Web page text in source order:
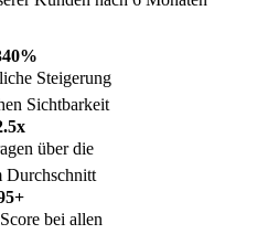
Steigerung
Sichtbarkeit
über die
Durchschnitt
bei allen